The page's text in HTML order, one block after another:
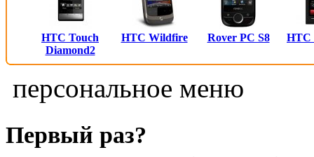
HTC Touch
Diamond2
HTC Wildfire Rover PC S8 HTC
персональное меню
Первый раз?